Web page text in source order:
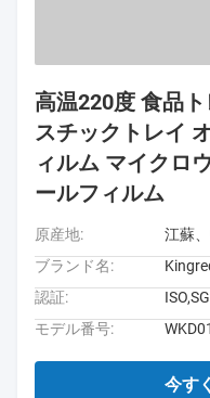
高温220度 食品
スチックトレイ
ィルム マイクロ
ールフィルム
原産地:
江蘇
ブランド名:
認証:
モデル番号:
WKD01
今す